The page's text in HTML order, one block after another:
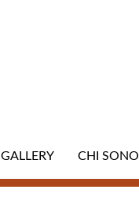
GALLERY CHI SONO